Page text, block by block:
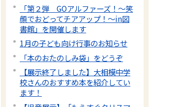
「第２弾 GOアルファーズ！～笑
顔でおどってチアアップ！～in図
書館」を開催します
1月の子ども向け行事のお知らせ
「本のおたのしみ袋」をどうぞ
【展示終了しました】大相模中学
校さんのおすすめ本を紹介してい
ます！